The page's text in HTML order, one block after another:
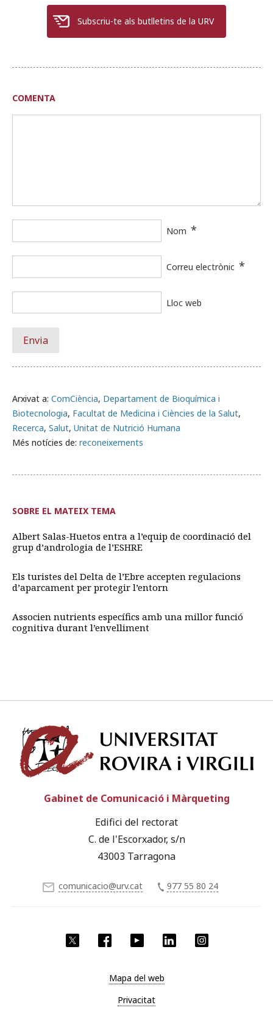
Subscriu-te als butlletins de la URV
Arxivat a: ComCiència, Departament de Bioquímica i
Biotecnologia, Facultat de Medicina i Ciències de la Salut,
Recerca, Salut, Unitat de Nutrició Humana
Més notícies de: reconeixements
COMENTA
Nom *
Correu electrònic *
Lloc web
SOBRE EL MATEIX TEMA
Albert Salas-Huetos entra a l’equip de coordinació del
grup d’andrologia de l’ESHRE
Els turistes del Delta de l’Ebre accepten regulacions
d’aparcament per protegir l’entorn
Associen nutrients específics amb una millor funció
cognitiva durant l’envelliment
Facebook YouTube LinkedIn
Gabinet de Comunicació i Màrqueting
Edifici del rectorat
C. de l'Escorxador, s/n
43003 Tarragona
comunicacio@urv.cat 977 55 80 24
Mapa del web
Privacitat